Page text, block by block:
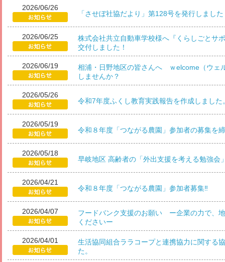
2026/06/26
「させぼ社協だより」第128号を発行しました
2026/06/25
株式会社共立自動車学校様へ『くらしごとサ
交付しました！
2026/06/19
相浦・日野地区の皆さんへ ｗelcome（ウェ
しませんか？
2026/05/26
令和7年度ふくし教育実践報告を作成しました
2026/05/19
令和８年度「つながる農園」参加者の募集を
2026/05/18
早岐地区 高齢者の「外出支援を考える勉強会
2026/04/21
令和８年度「つながる農園」参加者募集‼
2026/04/07
フードバンク支援のお願い ー企業の力で、
くださいー
2026/04/01
生活協同組合ララコープと連携協力に関する
た。